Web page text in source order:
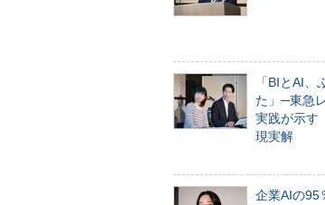
「BIとAI、
た」─東急
実践が示す
現実解
企業AIの95